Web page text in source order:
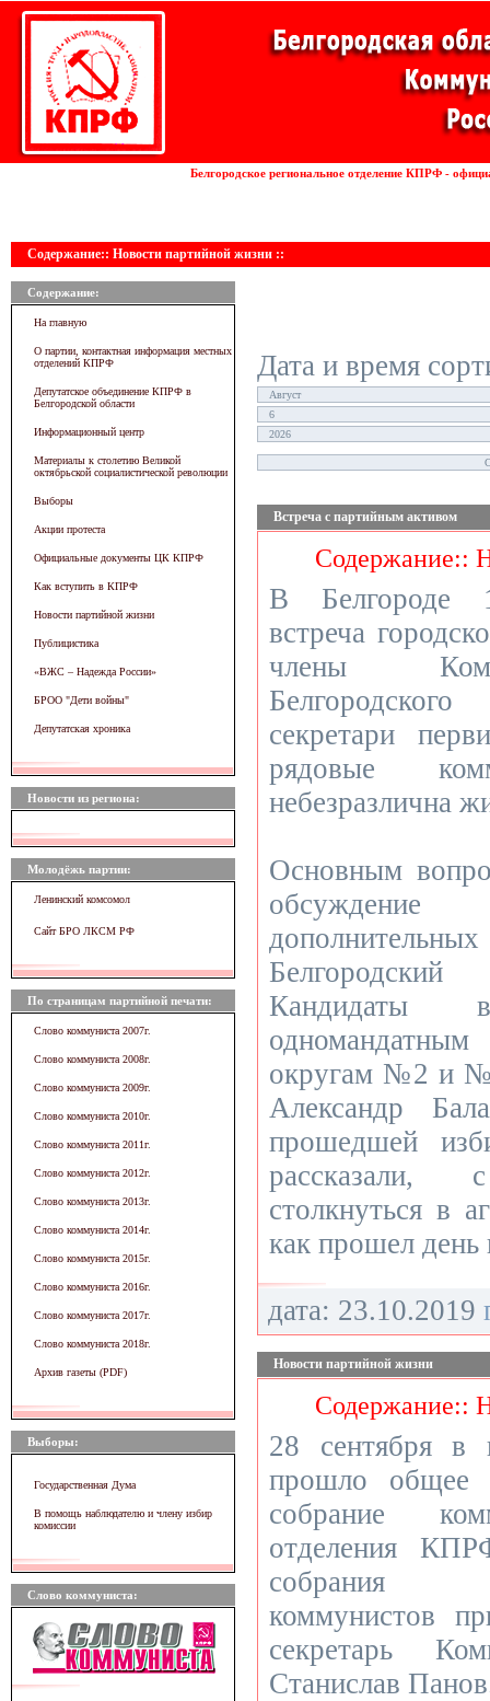
Белгородское региональное отделение КПРФ -
Содержание:: Новости партийной жизни ::
Содержание:
На главную
О партии, контактная информация местных
отделений КПРФ
Депутатское объединение КПРФ в
Белгородской области
Информационный центр
Материалы к столетию Великой
октябрьской социалистической революции
Выборы
Акции протеста
Официальные документы ЦК КПРФ
Как вступить в КПРФ
Новости партийной жизни
Публицистика
«ВЖC – Надежда России»
БРОО "Дети войны"
Депутатская хроника
Новости из региона:
Молодёжь партии:
Ленинский комсомол
Сайт БРО ЛКСМ РФ
По страницам партийной печати:
Слово коммуниста 2007г.
Слово коммуниста 2008г.
Слово коммуниста 2009г.
Слово коммуниста 2010г.
Слово коммуниста 2011г.
Слово коммуниста 2012г.
Слово коммуниста 2013г.
Слово коммуниста 2014г.
Слово коммуниста 2015г.
Слово коммуниста 2016г.
Слово коммуниста 2017г.
Слово коммуниста 2018г.
Архив газеты (PDF)
Выборы:
Государственная Дума
В помощь наблюдателю и члену избир
комиссии
Слово коммуниста:
Дата и время
Встреча с партийным активом
Содержание::
В Белгороде
встреча
члены
секретари
рядовые
небезразлична
Основным
округам №2 и
Александр
прошедшей
столкнуться в
как прошел день
дата: 23.10.2019
Новости партийной жизни
Содержание::
28 сентября в
прошло общее
собрание
отделения
собрания
коммунистов
секретарь
Станислав